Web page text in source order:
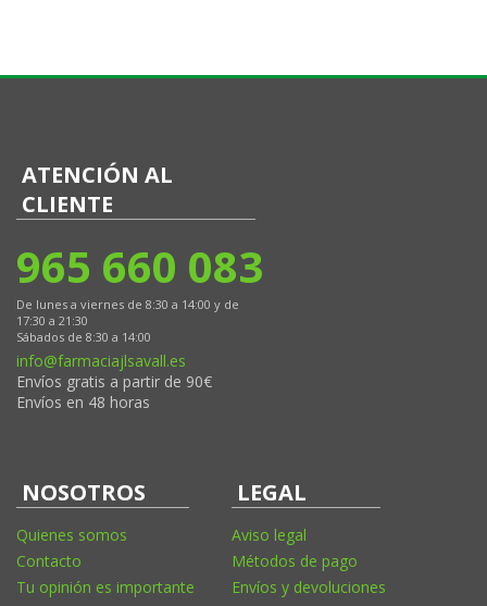
ATENCIÓN AL
CLIENTE
965 660 083
De lunes a viernes de 8:30 a 14:00 y de
17:30 a 21:30
Sábados de 8:30 a 14:00
info@farmaciajlsavall.es
Envíos gratis a partir de 90€
Envíos en 48 horas
NOSOTROS
Quienes somos
Contacto
Tu opinión es importante
LEGAL
Aviso legal
Métodos de pago
Envíos y devoluciones